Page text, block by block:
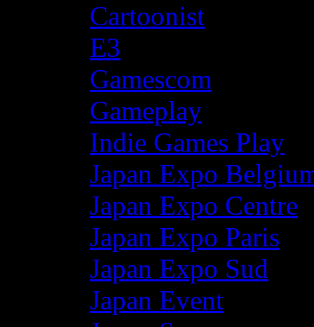
Cartoonist
E3
Gamescom
Gameplay
Indie Games Play
Japan Expo
Japan Expo Centre
Japan Expo Paris
Japan Expo Sud
Japan Event